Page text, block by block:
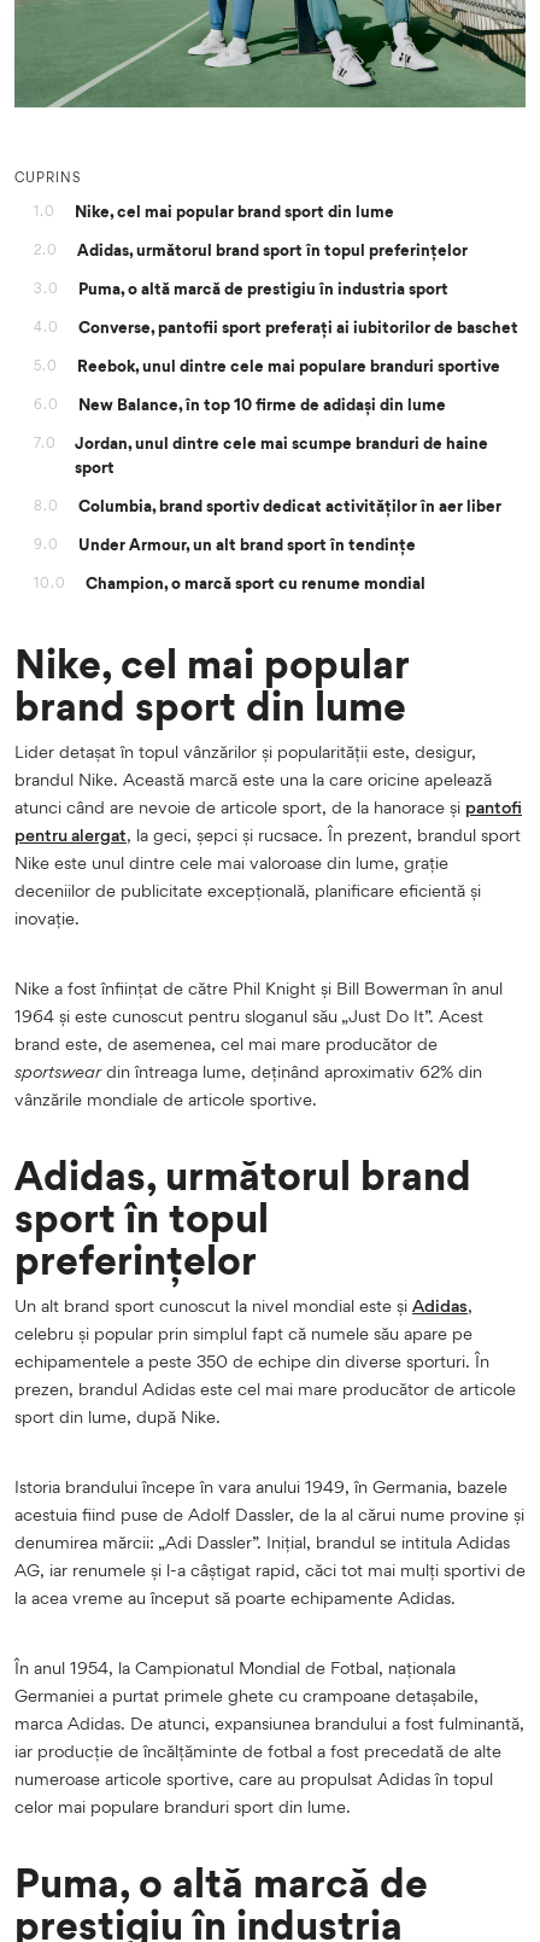
CUPRINS
1.0
Nike, cel mai popular brand sport din lume
2.0 Adidas, următorul brand sport în topul preferințelor
3.0 Puma, o altă marcă de prestigiu în industria sport
4.0 Converse, pantofii sport preferați ai iubitorilor de baschet
5.0 Reebok, unul dintre cele mai populare branduri sportive
6.0 New Balance, în top 10 firme de adidași din lume
7.0
Jordan, unul dintre cele mai scumpe branduri de haine
sport
8.0 Columbia, brand sportiv dedicat activităților în aer liber
9.0 Under Armour, un alt brand sport în tendințe
10.0 Champion, o marcă sport cu renume mondial
Nike, cel mai popular
brand sport din lume
Lider detașat în topul vânzărilor și popularității este, desigur,
brandul Nike. Această marcă este una la care oricine apelează
atunci când are nevoie de articole sport, de la hanorace și pantofi
pentru alergat, la geci, șepci și rucsace. În prezent, brandul sport
Nike este unul dintre cele mai valoroase din lume, grație
deceniilor de publicitate excepțională, planificare eficientă și
inovație.
Nike a fost înființat de către Phil Knight și Bill Bowerman în anul
1964 și este cunoscut pentru sloganul său „Just Do It”. Acest
brand este, de asemenea, cel mai mare producător de
sportsweardin întreaga lume, deținând aproximativ 62% din
vânzările mondiale de articole sportive.
Adidas, următorul brand
sport în topul
preferințelor
Un alt brand sport cunoscut la nivel mondial este și Adidas,
celebru și popular prin simplul fapt că numele său apare pe
echipamentele a peste 350 de echipe din diverse sporturi. În
prezen, brandul Adidas este cel mai mare producător de articole
sport din lume, după Nike.
Istoria brandului începe în vara anului 1949, în Germania, bazele
acestuia fiind puse de Adolf Dassler, de la al cărui nume provine și
denumirea mărcii: „Adi Dassler”. Inițial, brandul se intitula Adidas
AG, iar renumele și l-a câștigat rapid, căci tot mai mulți sportivi de
la acea vreme au început să poarte echipamente Adidas.
În anul 1954, la Campionatul Mondial de Fotbal, naționala
Germaniei a purtat primele ghete cu crampoane detașabile,
marca Adidas. De atunci, expansiunea brandului a fost fulminantă,
iar producție de încălțăminte de fotbal a fost precedată de alte
numeroase articole sportive, care au propulsat Adidas în topul
celor mai populare branduri sport din lume.
Puma, o altă marcă de
prestigiu în industria